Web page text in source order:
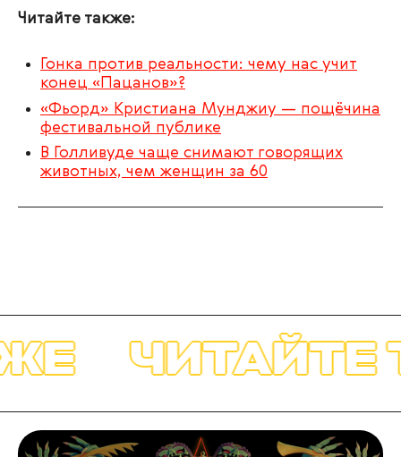
Читайте также:
Гонка против реальности: чему нас учит
конец «Пацанов»?
«Фьорд» Кристиана Мунджиу — пощёчина
фестивальной публике
В Голливуде чаще снимают говорящих
животных, чем женщин за 60
ЧИТАЙТЕ